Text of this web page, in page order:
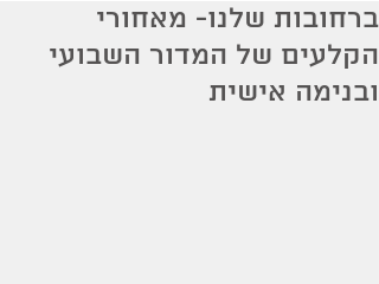
ברחובות שלנו- מאחורי
הקלעים של המדור השבועי
ובנימה אישית